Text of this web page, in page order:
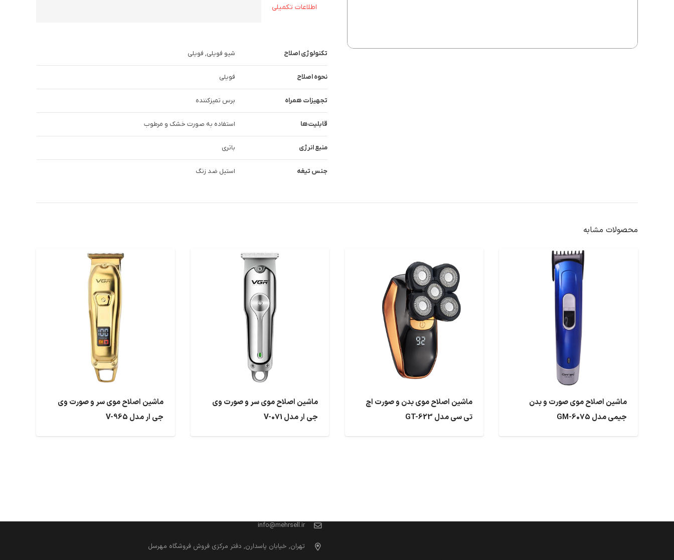
اطلاعات تکمیلی
تکنولوژی اصلاح شیو فویلی, فویلی
نحوه اصلاح فویلی
تجهیزات همراه برس تمیزکننده
قابلیت‌ها استفاده به صورت خشک و مرطوب
منبع انرژی باتری
جنس تیغه استیل ضد زنگ
محصولات مشابه
ماشین اصلاح موی صورت و بدن
جیمی مدل GM-6075
ماشین اصلاح موی بدن و صورت اچ
تی سی مدل GT-623
ماشین اصلاح موی سر و صورت وی
جی ار مدل V-071
ماشین اصلاح موی سر و صورت وی
جی ار مدل V-965
info@mehrsell.ir
تهران, خیابان پاسدارن, دفتر مرکزی فروش فروشگاه مهرسل